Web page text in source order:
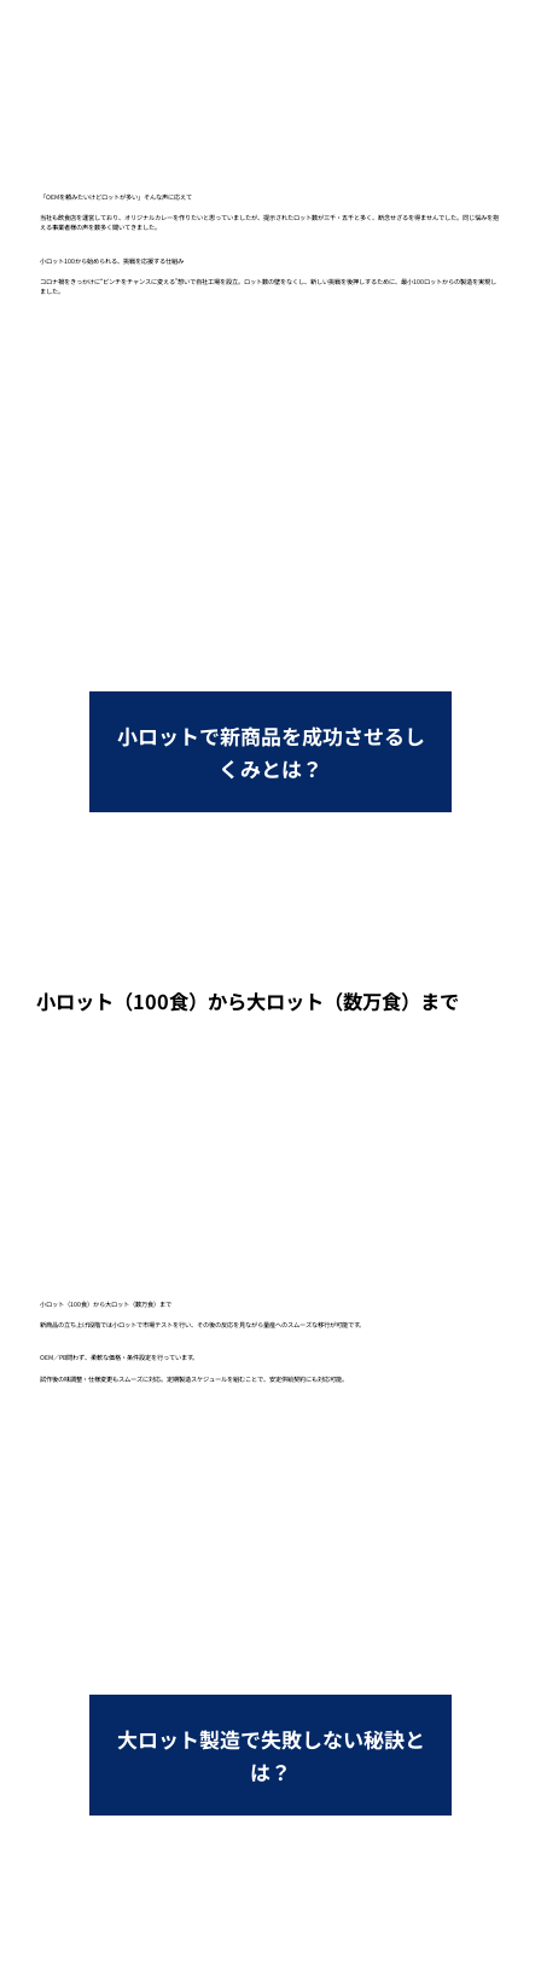
「OEMを頼みたいけどロットが多い」そんな声に応えて
当社も飲食店を運営しており、オリジナルカレーを作りたいと思っていましたが、提示されたロット数が三千・五千と多く、断念せざるを得ませんでした。同じ悩みを抱
える事業者様の声を数多く聞いてきました。
小ロット100から始められる、挑戦を応援する仕組み
コロナ禍をきっかけに“ピンチをチャンスに変える”想いで自社工場を設立。ロット数の壁をなくし、新しい挑戦を後押しするために、最小100ロットからの製造を実現し
ました。
小ロットで新商品を成功させるし
くみとは？
小ロット（100食）から大ロット（数万食）まで
小ロット（100食）から大ロット（数万食）まで
新商品の立ち上げ段階では小ロットで市場テストを行い、その後の反応を見ながら量産へのスムーズな移行が可能です。
OEM／PB問わず、柔軟な価格・条件設定を行っています。
試作後の味調整・仕様変更もスムーズに対応。定期製造スケジュールを組むことで、安定供給契約にも対応可能。
大ロット製造で失敗しない秘訣と
は？